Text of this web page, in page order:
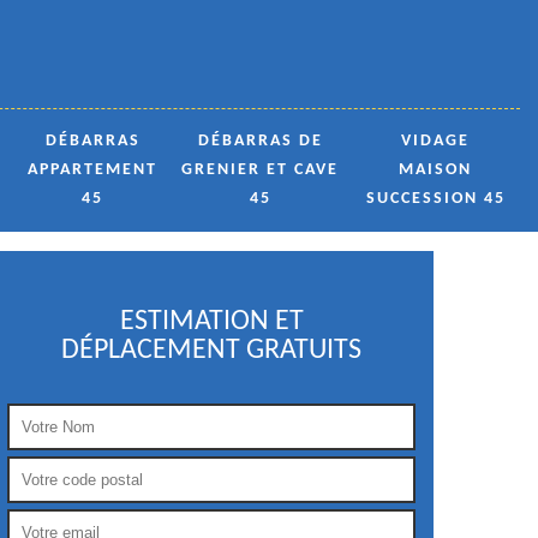
DÉBARRAS
APPARTEMENT
45
DÉBARRAS DE
GRENIER ET CAVE
45
VIDAGE
MAISON
SUCCESSION 45
ESTIMATION ET
DÉPLACEMENT GRATUITS